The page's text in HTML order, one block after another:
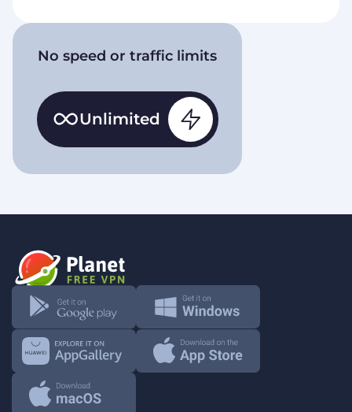
No speed or traffic limits
Unlimited